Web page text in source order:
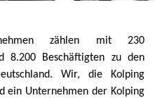
zählen mit 230
8.200 Beschäftigten zu den
Wir, die Kolping
ein Unternehmen der Kolping